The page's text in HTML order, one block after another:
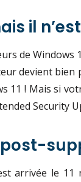
il
de
devient
! Mais si
Security
post-
arrivée le 11